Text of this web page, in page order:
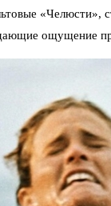
«Челюсти»,
ощущение